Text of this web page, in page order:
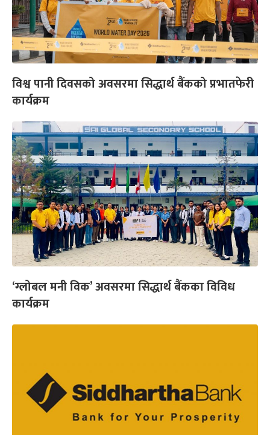
विश्व पानी दिवसको अवसरमा सिद्धार्थ बैंकको प्रभातफेरी
कार्यक्रम
‘ग्लोबल मनी विक’ अवसरमा सिद्धार्थ बैंकका विविध
कार्यक्रम